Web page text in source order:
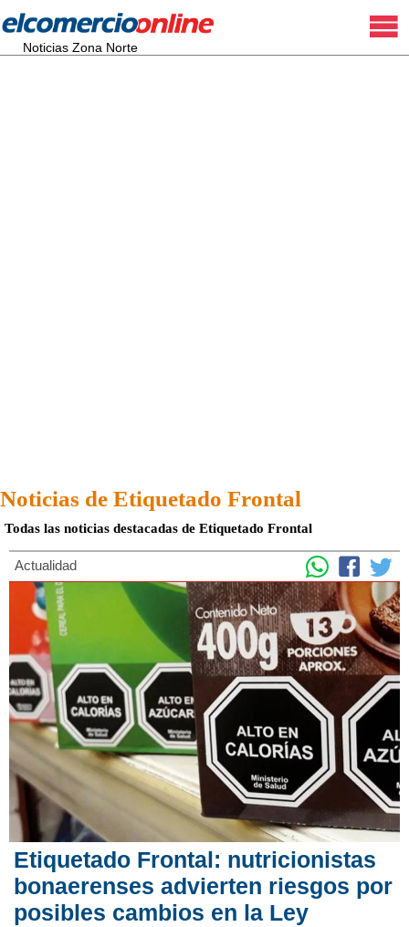
Noticias Zona Norte
Noticias de Etiquetado Frontal
Todas las noticias destacadas de Etiquetado Frontal
Actualidad
Etiquetado Frontal: nutricionistas
bonaerenses advierten riesgos por
posibles cambios en la Ley